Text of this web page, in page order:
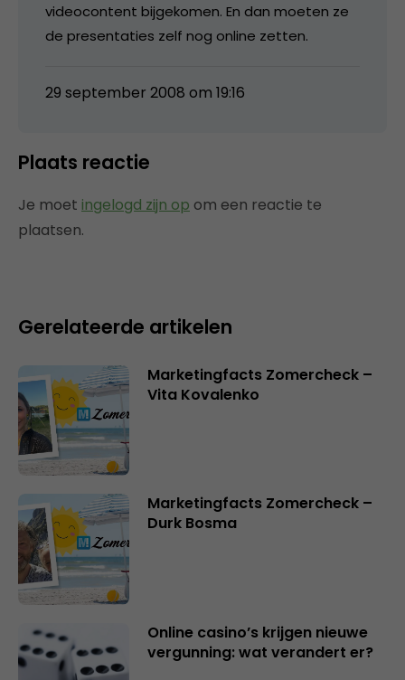
videocontent bijgekomen. En dan moeten ze
de presentaties zelf nog online zetten.
29 september 2008 om 19:16
Plaats reactie
Je moet ingelogd zijn op om een reactie te
plaatsen.
Gerelateerde artikelen
Marketingfacts Zomercheck –
Vita Kovalenko
Marketingfacts Zomercheck –
Durk Bosma
Online casino’s krijgen nieuwe
vergunning: wat verandert er?